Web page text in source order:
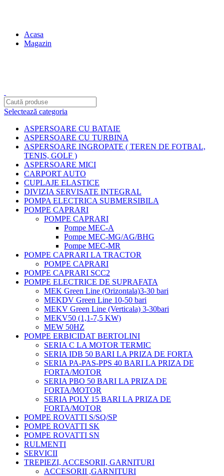
Acasa
Magazin
Selectează categoria
ASPERSOARE CU BATAIE
ASPERSOARE CU TURBINA
ASPERSOARE INGROPATE ( TEREN DE FOTBAL,
TENIS, GOLF )
ASPERSOARE MICI
CARPORT AUTO
CUPLAJE ELASTICE
DIVIZIA SERVISATE INTEGRAL
POMPA ELECTRICA SUBMERSIBILA
POMPE CAPRARI
POMPE CAPRARI
Pompe MEC-A
Pompe MEC-MG/AG/BHG
Pompe MEC-MR
POMPE CAPRARI LA TRACTOR
POMPE CAPRARI
POMPE CAPRARI SCC2
POMPE ELECTRICE DE SUPRAFATA
MEK Green Line (Orizontala)3-30 bari
MEKDV Green Line 10-50 bari
MEKV Green Line (Verticala) 3-30bari
MEKV50 (1,1-7,5 KW)
MEW 50HZ
POMPE ERBICIDAT BERTOLINI
SERIA C LA MOTOR TERMIC
SERIA IDB 50 BARI LA PRIZA DE FORTA
SERIA PA-PAS-PPS 40 BARI LA PRIZA DE
FORTA/MOTOR
SERIA PBO 50 BARI LA PRIZA DE
FORTA/MOTOR
SERIA POLY 15 BARI LA PRIZA DE
FORTA/MOTOR
POMPE ROVATTI S/SQ/SP
POMPE ROVATTI SK
POMPE ROVATTI SN
RULMENTI
SERVICII
TREPIEZI, ACCESORII, GARNITURI
ACCESORII ,GARNITURI